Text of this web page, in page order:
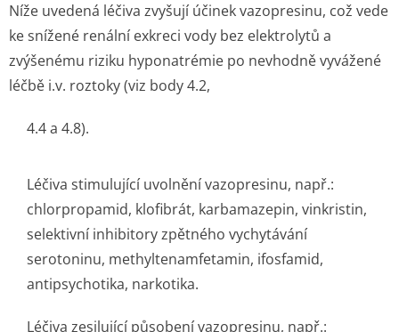
Níže uvedená léčiva zvyšují účinek vazopresinu, což vede
ke snížené renální exkreci vody bez elektrolytů a
zvýšenému riziku hyponatrémie po nevhodně vyvážené
léčbě i.v. roztoky (viz body 4.2,
4.4 a 4.8).
Léčiva stimulující uvolnění vazopresinu, např.:
chlorpropamid, klofibrát, karbamazepin, vinkristin,
selektivní inhibitory zpětného vychytávání
serotoninu, methyltenamfetamin, ifosfamid,
antipsychotika, narkotika.
Léčiva zesilující působení vazopresinu, např.: